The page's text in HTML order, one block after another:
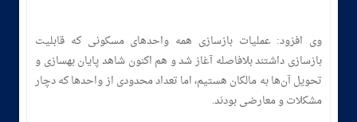
وی افزود: عملیات بازسازی همه واحد‌های مسکونی که قابلیت
بازسازی داشتند بلافاصله آغاز شد و هم اکنون شاهد پایان بهسازی و
تحویل آن‌ها به مالکان هستیم، اما تعداد محدودی از واحد‌ها که دچار
مشکلات و معارضی بودند.